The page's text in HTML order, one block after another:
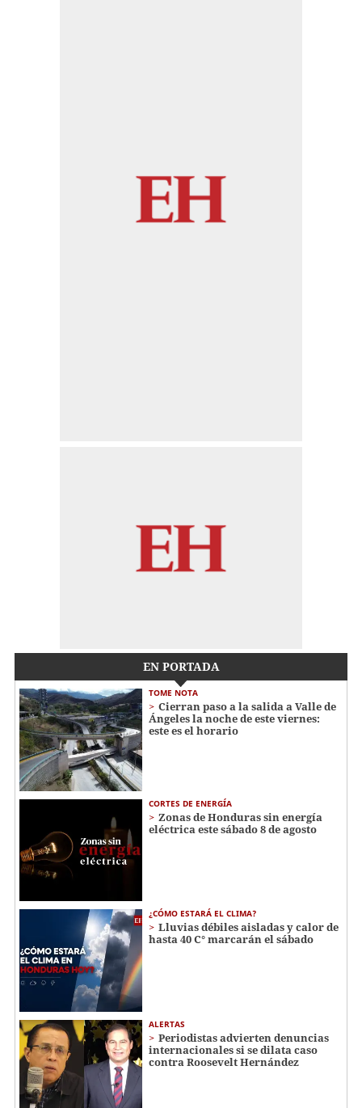
EN PORTADA
TOME NOTA
Cierran paso a la salida a Valle de
Ángeles la noche de este viernes:
este es el horario
CORTES DE ENERGÍA
Zonas de Honduras sin energía
eléctrica este sábado 8 de agosto
¿CÓMO ESTARÁ EL CLIMA?
Lluvias débiles aisladas y calor de
hasta 40 C° marcarán el sábado
ALERTAS
Periodistas advierten denuncias
internacionales si se dilata caso
contra Roosevelt Hernández